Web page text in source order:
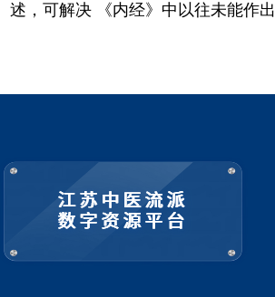
述，可解决 《内经》中以往未能作